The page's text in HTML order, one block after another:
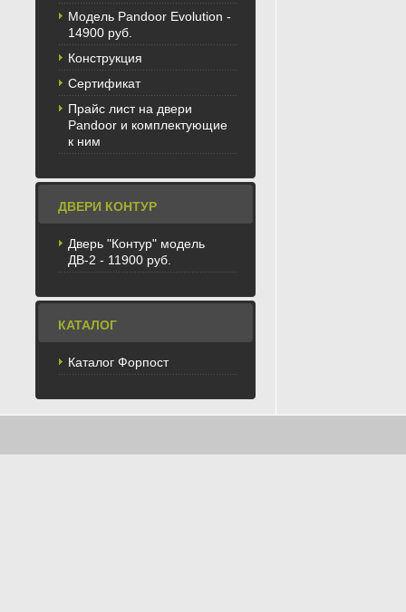
Модель Pandoor Evolution -
14900 руб.
Конструкция
Сертификат
Прайс лист на двери
Pandoor и комплектующие
к ним
ДВЕРИ КОНТУР
Дверь "Контур" модель
ДВ-2 - 11900 руб.
КАТАЛОГ
Каталог Форпост